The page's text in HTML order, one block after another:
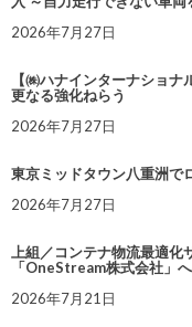
2026年7月27日
【㈱ハナインターナショ
更なる強化ねらう
2026年7月27日
東京ミッドタウン八重洲で
2026年7月27日
上組／コンテナ物流最適
「OneStream株式会社」
2026年7月21日